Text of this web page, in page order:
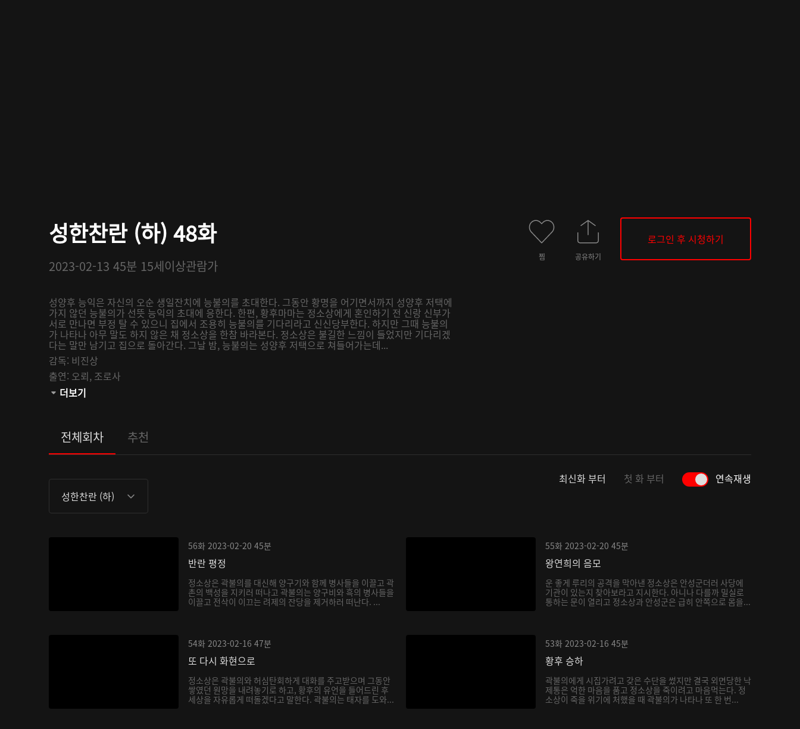
성한찬란 (하) 48화
2023-02-13 45분 15세이상관람가
성양후 능익은 자신의 오순 생일잔치에 능불의를 초대한다. 그동안 황명을 어기면서까지 성양후 저택에
가지 않던 능불의가 선뜻 능익의 초대에 응한다. 한편, 황후마마는 정소상에게 혼인하기 전 신랑 신부가
서로 만나면 부정 탈 수 있으니 집에서 조용히 능불의를 기다리라고 신신당부한다. 하지만 그때 능불의
가 나타나 아무 말도 하지 않은 채 정소상을 한참 바라본다. 정소상은 불길한 느낌이 들었지만 기다리겠
다는 말만 남기고 집으로 돌아간다. 그날 밤, 능불의는 성양후 저택으로 쳐들어가는데...
감독: 비진상
출연: 오뢰, 조로사
관람등급:
더보기
찜 공유하기
로그인 후 시청하기
전체회차 추천
성한찬란 (하)
최신화 부터 첫 화 부터 연속재생
56화 2023-02-20 45분
반란 평정
정소상은 곽불의를 대신해 양구기와 함께 병사들을 이끌고 곽
촌의 백성을 지키러 떠나고 곽불의는 양구비와 흑의 병사들을
이끌고 전삭이 이끄는 려제의 잔당을 제거하러 떠난다. ...
55화 2023-02-20 45분
왕연희의 음모
운 좋게 루리의 공격을 막아낸 정소상은 안성군더러 사당에
기관이 있는지 찾아보라고 지시한다. 아니나 다를까 밀실로
통하는 문이 열리고 정소상과 안성군은 급히 안쪽으로 몸을...
54화 2023-02-16 47분
또 다시 화현으로
정소상은 곽불의와 허심탄회하게 대화를 주고받으며 그동안
쌓였던 원망을 내려놓기로 하고, 황후의 유언을 들어드린 후
세상을 자유롭게 떠돌겠다고 말한다. 곽불의는 태자를 도와...
53화 2023-02-16 45분
황후 승하
곽불의에게 시집가려고 갖은 수단을 썼지만 결국 외면당한 낙
제통은 억한 마음을 품고 정소상을 죽이려고 마음먹는다. 정
소상이 죽을 위기에 처했을 때 곽불의가 나타나 또 한 번...